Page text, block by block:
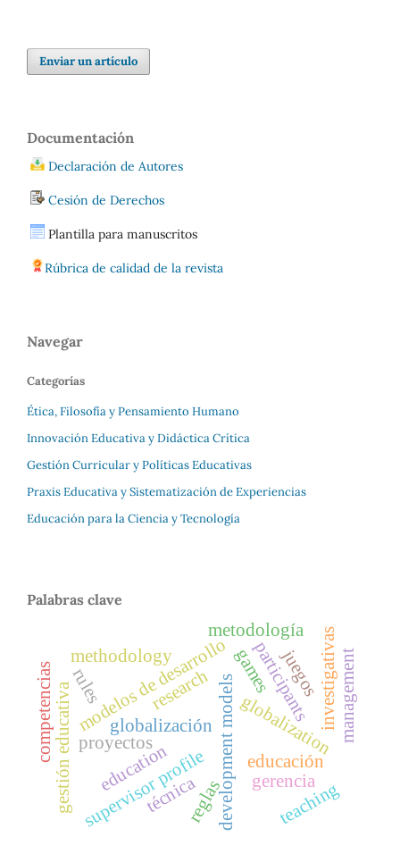
Enviar un artículo
Documentación
Declaración de Autores
Cesión de Derechos
Plantilla para manuscritos
Rúbrica de calidad de la revista
Navegar
Categorías
Ética, Filosofía y Pensamiento Humano
Innovación Educativa y Didáctica Crítica
Gestión Curricular y Políticas Educativas
Praxis Educativa y Sistematización de Experiencias
Educación para la Ciencia y Tecnología
Palabras clave
globalización
modelos de desarrollo
educación
gestión educativa globalization
development models
education
supervisor profile
competencias investigativas
proyectos
metodología
research participants
methodology
gerencia
management
técnicareglas
juegos
rules games
teaching